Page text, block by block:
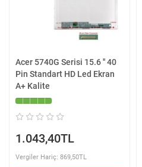
Acer 5740G Serisi 15.6 '' 40
Pin Standart HD Led Ekran
A+ Kalite
1.043,40TL
Vergiler Hariç: 869,50TL